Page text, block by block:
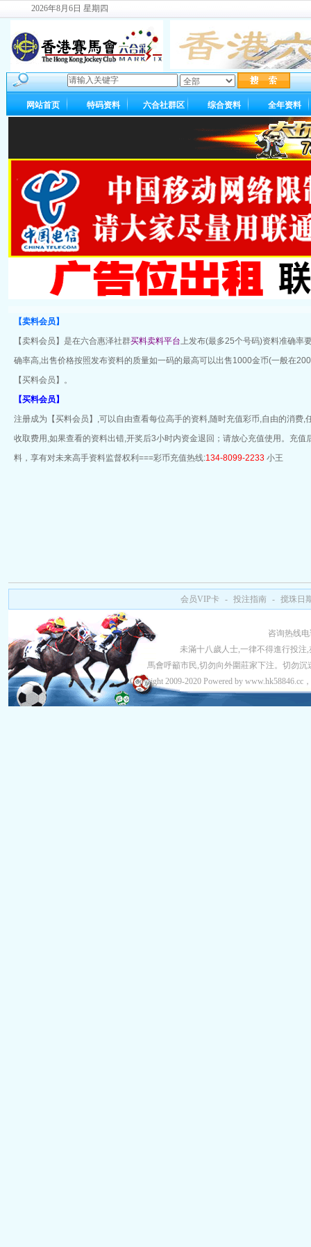
2026年8月6日 星期四
网站首页 特码资料 六合社群区 综合资料 全年资料
【卖料会员】
【卖料会员】是在六合惠泽社群买料卖料平台上发布(最多25个号码)资料准确率
确率高,出售价格按照发布资料的质量如一码的最高可以出售1000金币(一般在
【买料会员】。
【买料会员】
注册成为【买料会员】,可以自由查看每位高手的资料,随时充值彩币,自由的消费,
收取费用,如果查看的资料出错,开奖后3小时内资金退回；请放心充值使用。充
料，享有对未来高手资料监督权利===彩币充值热线:134-8099-2233 小王
会员VIP卡 - 投注指南 - 搅珠日
咨询热线电
未滿十八歲人士,一律不得進行投
馬會呼籲市民,切勿向外圍莊家下注。切勿沉
Copyright 2009-2020 Powered by